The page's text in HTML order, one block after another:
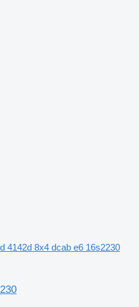
4142d 8x4 dcab e6 16s2230